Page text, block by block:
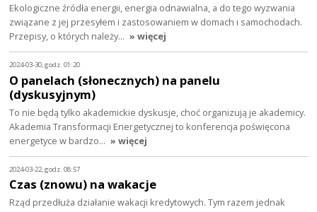
Ekologiczne źródła energii, energia odnawialna, a do tego wyzwania
związane z jej przesyłem i zastosowaniem w domach i samochodach.
Przepisy, o których należy… » więcej
2024-03-30, godz. 01:20
O panelach (słonecznych) na panelu
(dyskusyjnym)
To nie będą tylko akademickie dyskusje, choć organizują je akademicy.
Akademia Transformacji Energetycznej to konferencja poświęcona
energetyce w bardzo… » więcej
2024-03-22, godz. 08:57
Czas (znowu) na wakacje
Rząd przedłuża działanie wakacji kredytowych. Tym razem jednak